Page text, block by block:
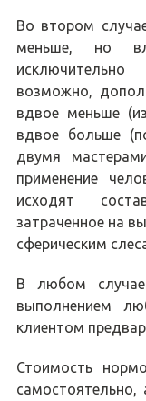
Во втором
меньше, но
возможно,
вдвое меньше
вдвое больше
двумя
применение
исходят
затраченное на
сферическим
В любом случае
выполнением
клиентом
Стоимость